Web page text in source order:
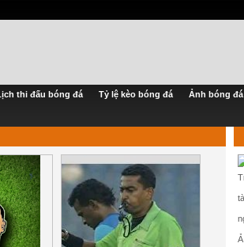
thi đấu bóng đá Tỷ lệ kèo bóng đá Ảnh bóng đá